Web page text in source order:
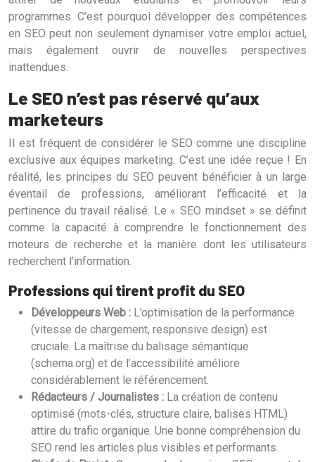
programmes. C’est pourquoi développer des compétences
en SEO peut non seulement dynamiser votre emploi actuel,
mais également ouvrir de nouvelles perspectives
inattendues.
Le SEO n’est pas réservé qu’aux
marketeurs
Il est fréquent de considérer le SEO comme une discipline
exclusive aux équipes marketing. C’est une idée reçue ! En
réalité, les principes du SEO peuvent bénéficier à un large
éventail de professions, améliorant l’efficacité et la
pertinence du travail réalisé. Le « SEO mindset » se définit
comme la capacité à comprendre le fonctionnement des
moteurs de recherche et la manière dont les utilisateurs
recherchent l’information.
Professions qui tirent profit du SEO
Développeurs Web : L’optimisation de la performance
(vitesse de chargement, responsive design) est
cruciale. La maîtrise du balisage sémantique
(schema.org) et de l’accessibilité améliore
considérablement le référencement.
Rédacteurs / Journalistes : La création de contenu
optimisé (mots-clés, structure claire, balises HTML)
attire du trafic organique. Une bonne compréhension du
SEO rend les articles plus visibles et performants.